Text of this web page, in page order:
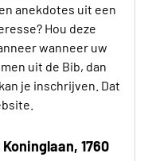
anekdotes uit een
Hou deze
wanneer uw
uit de Bib, dan
je inschrijven. Dat
1760